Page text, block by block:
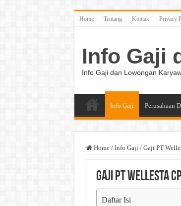
Home Tentang Kontak Privacy
Info Gaji
Info Gaji dan Lowongan
Info Gaji Perusahaan
Home / Info Gaji / Gaji PT
Gaji PT Wellesta
Daftar Isi